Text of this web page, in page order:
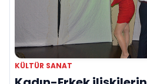
KÜLTÜR SANAT